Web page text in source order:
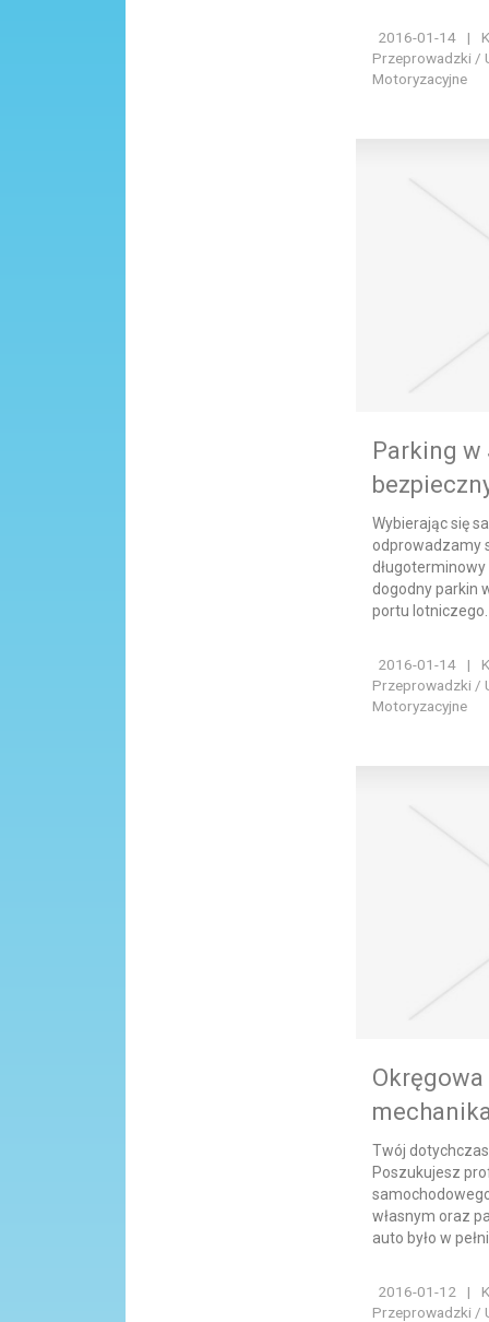
2016-01-14 |
Przeprowadzki /
Motoryzacyjne
Parking
Wybierając się
odprowadzamy
dogodny parkin
portu
2016-01-14 |
Przeprowadzki /
Motoryzacyjne
Twój
Poszukujesz
własnym oraz
auto było w
2016-01-12 |
Przeprowadzki /